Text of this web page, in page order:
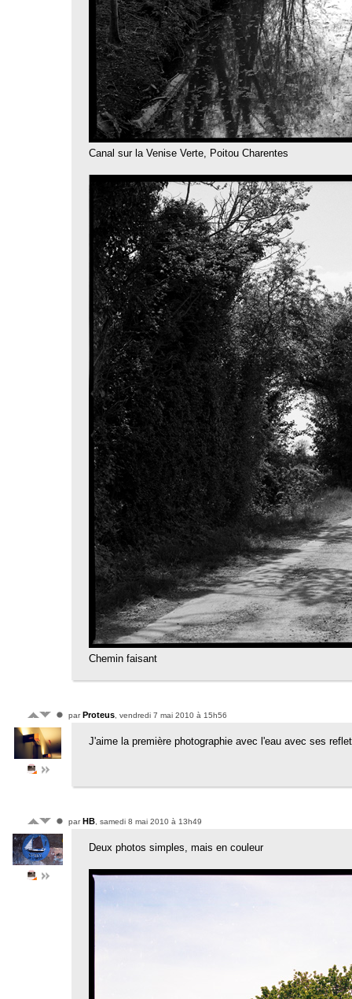
Canal sur la Venise Verte, Poitou Charentes
Chemin faisant
parProteus , vendredi 7 mai 2010 à 15h56
J'aime la première photographie avec l'eau avec ses
parHB , samedi 8 mai 2010 à 13h49
Deux photos simples, mais en couleur